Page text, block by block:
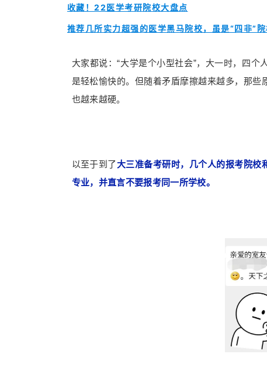
收藏！22医学考研院校大盘点
推荐几所实力超强的医学黑马院校，虽是“四非”
大家都说：“大学是个小型社会”，大一时，四
是轻松愉快的。但随着矛盾摩擦越来越多，那
也越来越硬。
以至于到了 大三准备考研时，几个人的报考院校
专业，并直言不要报考同一所学校。